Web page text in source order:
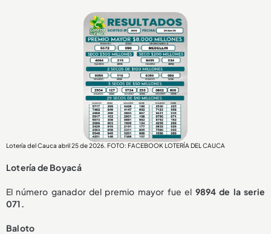
Lotería del Cauca abril 25 de 2026. FOTO: FACEBOOK LOTERÍA DEL CAUCA
Lotería de Boyacá
El número ganador del premio mayor fue el 9894 de la serie
071.
Baloto